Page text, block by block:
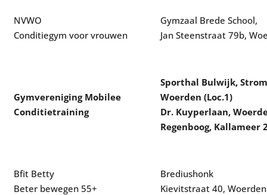
NVWO
Conditiegym voor vrouwen
Gymzaal Brede School,
Jan Steenstraat 79b,
Gymvereniging Mobilee
Conditietraining
Sporthal Bulwijk,
Woerden (Loc.1)
Dr. Kuyperlaan,
Regenboog, Kallameer
Bfit Betty
Beter bewegen 55+
Brediushonk
Kievitstraat 40, Woerden